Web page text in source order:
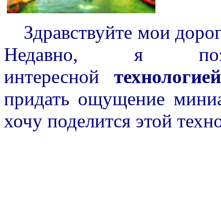
Здравствуйте мои
Недавно, я
интересной
придать ощущение
хочу поделится этой